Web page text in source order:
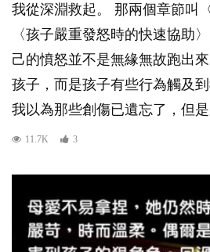
我從深淵救起。 那兩個章節叫
〈孩子嚴重發怒時的快速協助
己的憤怒並不是無緣無故跑出
孩子，而是孩子有些行為觸及到
我以為那些創傷已遺忘了，但
11.7K 3